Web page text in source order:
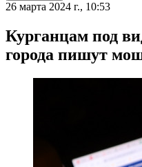
26 марта 2024 г., 10:53
Курганцам под
города пишут